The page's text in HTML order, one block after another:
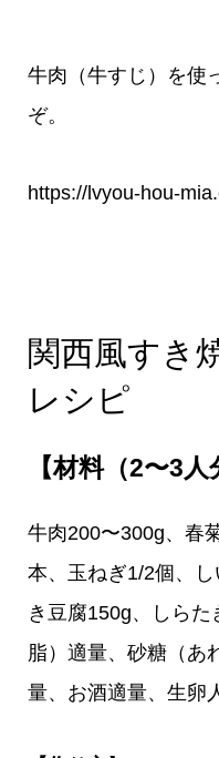
牛肉（牛すじ）を使
ぞ。
https://lvyou-hou-
関西風すき
レシピ
【材料（2〜3人
牛肉200〜300g、春
本、玉ねぎ1/2個、
き豆腐150g、しら
脂）適量、砂糖（あ
量、お酒適量、生卵